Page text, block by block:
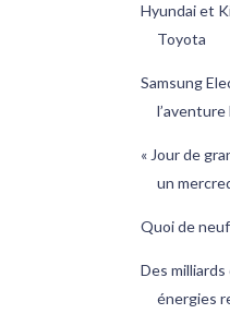
Hyundai et
Toyota
Samsung
l’aventure
« Jour de
un
Quoi de
Des
énergies